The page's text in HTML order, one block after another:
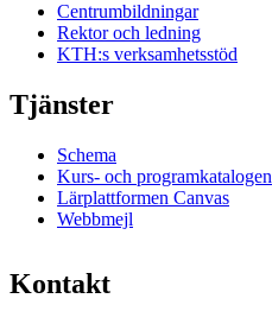
Centrumbildningar
Rektor och ledning
KTH:s verksamhetsstöd
Tjänster
Schema
Kurs- och programkatalogen
Lärplattformen Canvas
Webbmejl
Kontakt